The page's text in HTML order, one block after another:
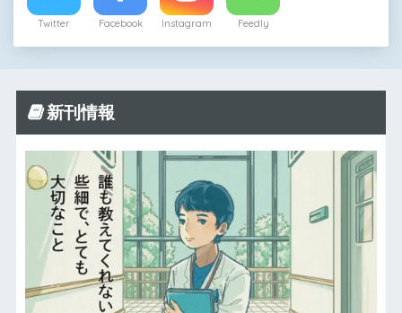
Twitter Facebook Instagram Feedly
新刊情報